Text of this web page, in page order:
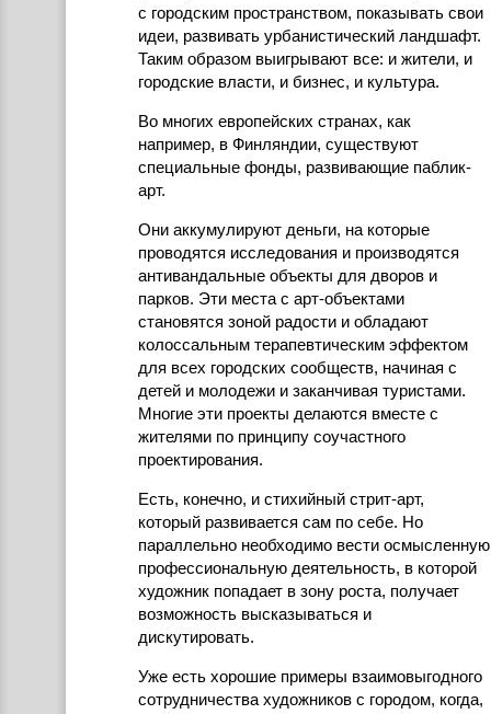
с городским пространством, показывать свои
идеи, развивать урбанистический ландшафт.
Таким образом выигрывают все: и жители, и
городские власти, и бизнес, и культура.
Во многих европейских странах, как
например, в Финляндии, существуют
специальные фонды, развивающие паблик-
арт.
Они аккумулируют деньги, на которые
проводятся исследования и производятся
антивандальные объекты для дворов и
парков. Эти места с арт-объектами
становятся зоной радости и обладают
колоссальным терапевтическим эффектом
для всех городских сообществ, начиная с
детей и молодежи и заканчивая туристами.
Многие эти проекты делаются вместе с
жителями по принципу соучастного
проектирования.
Есть, конечно, и стихийный стрит-арт,
который развивается сам по себе. Но
параллельно необходимо вести осмысленную
профессиональную деятельность, в которой
художник попадает в зону роста, получает
возможность высказываться и
дискутировать.
Уже есть хорошие примеры взаимовыгодного
сотрудничества художников с городом, когда,